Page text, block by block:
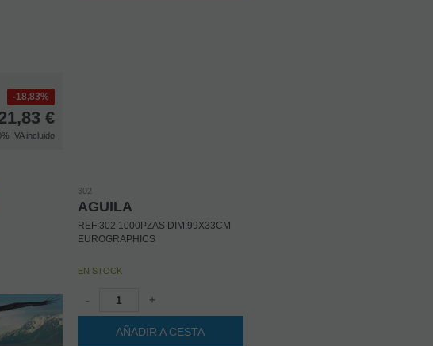
18,83%
€
IVA incluido
302
AGUILA
REF:302 1000PZAS DIM:99X33CM
EUROGRAPHICS
EN STOCK
- +
AÑADIR A CESTA